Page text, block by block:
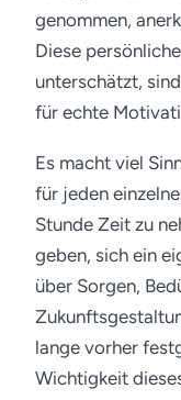
genommen,
Diese
unterschätzt,
für echte
Es macht viel
für jeden
Stunde Zeit zu
geben, sich ein
über Sorgen,
lange vorher
Wichtigkeit